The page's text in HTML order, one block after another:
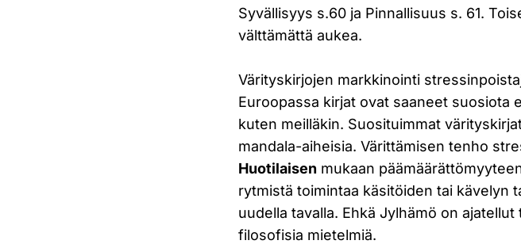
Syvällisyys s.60 ja Pinnallisuus s. 61.
välttämättä aukea.
Värityskirjojen markkinointi
Euroopassa kirjat ovat saaneet suosiota
kuten meilläkin. Suosituimmat
mandala-aiheisia. Värittämisen tenho
Huotilaisen mukaan
rytmistä toimintaa käsitöiden tai kävelyn
uudella tavalla. Ehkä Jylhämö on
filosofisia mietelmiä.